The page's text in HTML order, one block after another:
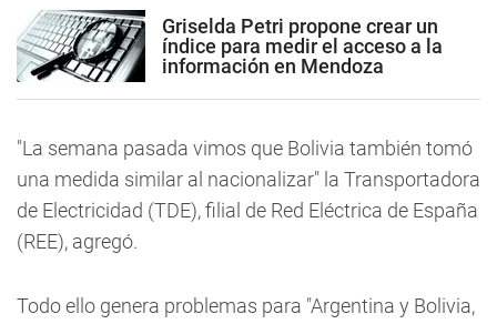
Griselda Petri propone crear un
índice para medir el acceso a la
información en Mendoza
"La semana pasada vimos que Bolivia también tomó
una medida similar al nacionalizar" la Transportadora
de Electricidad (TDE), filial de Red Eléctrica de España
(REE), agregó.
Todo ello genera problemas para "Argentina y Bolivia,